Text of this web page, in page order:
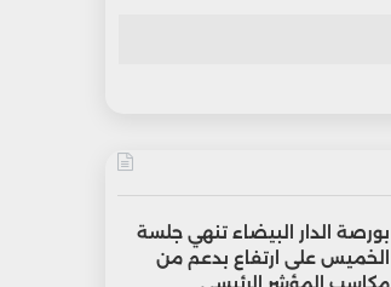
بورصة الدار البيضاء تنهي جلسة
الخميس على ارتفاع بدعم من